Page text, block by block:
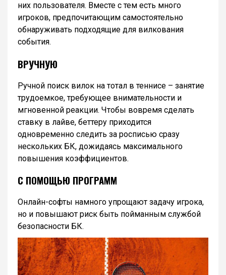
них пользователя. Вместе с тем есть много
игроков, предпочитающим самостоятельно
обнаруживать подходящие для вилкования
события.
ВРУЧНУЮ
Ручной поиск вилок на тотал в теннисе – занятие
трудоемкое, требующее внимательности и
мгновенной реакции. Чтобы вовремя сделать
ставку в лайве, беттеру приходится
одновременно следить за росписью сразу
нескольких БК, дожидаясь максимального
повышения коэффициентов.
С ПОМОЩЬЮ ПРОГРАММ
Онлайн-софты намного упрощают задачу игрока,
но и повышают риск быть пойманным службой
безопасности БК.